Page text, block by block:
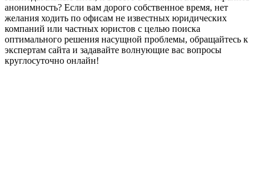
анонимность? Если вам дорого собственное время, нет
желания ходить по офисам не известных юридических
компаний или частных юристов с целью поиска
оптимального решения насущной проблемы, обращайтесь к
экспертам сайта и задавайте волнующие вас вопросы
круглосуточно онлайн!